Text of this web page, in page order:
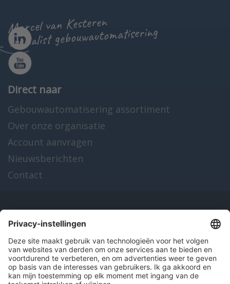
Marcel van Kesteren
specialist gebouwautomatisering
Direct naar
Gebouwautomatisering assortiment
Over onze organisatie
Account aanvragen
Nieuwsberichten
Contact
Onze producten
en diensten
Over Hitma
Algemene voorwaarden Disclaimer Colofon